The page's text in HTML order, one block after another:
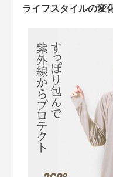
ライフスタイルの変